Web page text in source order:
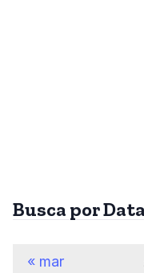
Busca por Data
« mar